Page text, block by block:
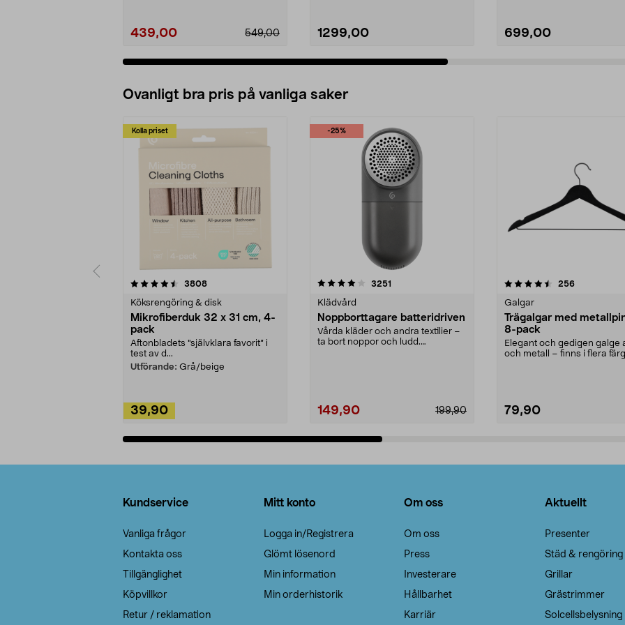
439,00 549,00 1299,00 699,00
Ovanligt bra pris på vanliga saker
Kolla priset
3808recensioner
Köksrengöring & disk
Mikrofiberduk 32 x 31 cm, 4-
pack
Aftonbladets "självklara favorit” i
test av d...
Utförande: Grå/beige
39,90
-25%
4.0av 5 stjärnor 3251
Klädvård
Noppborttagare batteridriven
Vårda kläder och andra textilier –
ta bort noppor och ludd.
199,90
149,90
4.5av 5 stjärnor 256recensioner
Galgar
Trägalgar med
8-pack
Elegant och gedigen galge
och metall – finns i flera
79,90
4.0av 5 stjärnor
Kundservice
Vanliga frågor
Kontakta oss
Tillgänglighet
Köpvillkor
Retur / reklamation
Mitt konto
Logga in/Registrera
Glömt lösenord
Min information
Min orderhistorik
Om oss
Om oss
Press
Investerare
Hållbarhet
Karriär
Aktuellt
Presenter
Städ & rengöring
Grillar
Grästrimmer
Solcellsbelysning